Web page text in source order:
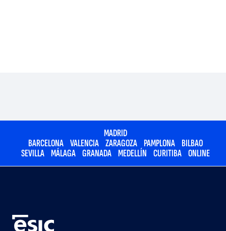
MADRID
BARCELONA VALENCIA ZARAGOZA PAMPLONA BILBAO
SEVILLA MÁLAGA GRANADA MEDELLÍN CURITIBA ONLINE